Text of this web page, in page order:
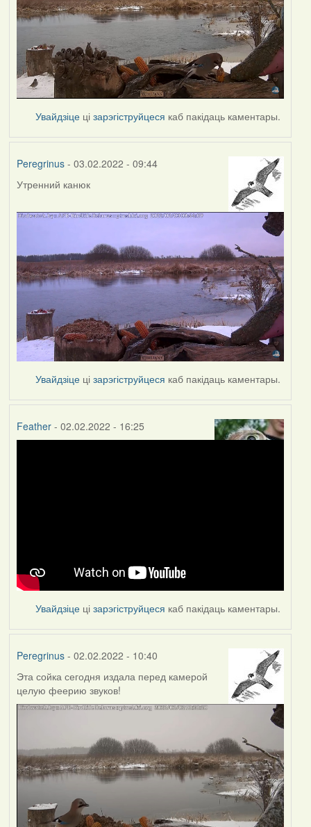
Увайдзіце цізарэгіструйцеся каб пакідаць каментары.
Peregrinus- 03.02.2022 - 09:44
Утренний канюк
Увайдзіце цізарэгіструйцеся каб пакідаць каментары.
Feather- 02.02.2022 - 16:25
Увайдзіце цізарэгіструйцеся каб пакідаць каментары.
Peregrinus- 02.02.2022 - 10:40
Эта сойка сегодня издала перед камерой
целую феерию звуков!